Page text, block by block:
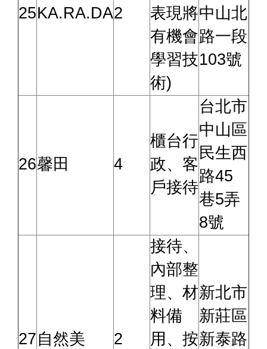
25KA.RA.DA2
表現將
有機會
學習技
術)
中山北
路一段
103號
26馨田 4
櫃台行
政、客
戶接待
台北市
中山區
民生西
路45
巷5弄
8號
27自然美 2
接待、
內部整
理、材
料備
用、按
新北市
新莊區
新泰路